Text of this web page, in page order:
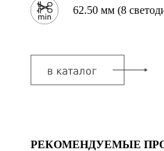
62.50 мм (8
РЕКОМЕНДУЕМЫЕ